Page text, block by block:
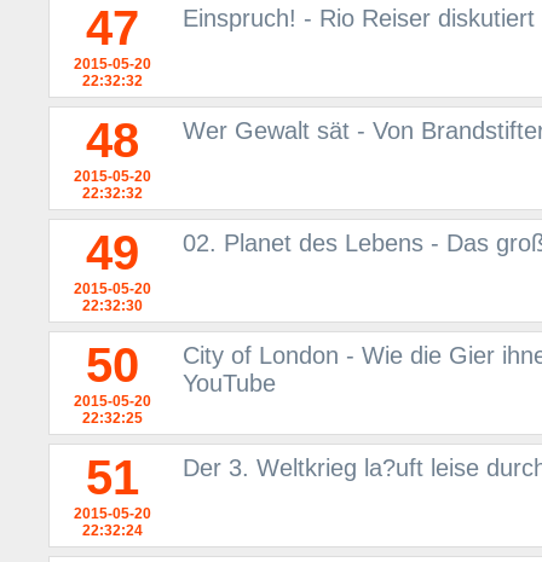
47
2015-05-20
22:32:32
Einspruch! - Rio Reiser
48
2015-05-20
22:32:32
Wer Gewalt sät - Von
49
2015-05-20
22:32:30
02. Planet des Lebens - Das
50
2015-05-20
22:32:25
City of London - Wie die Gier
YouTube
51
2015-05-20
22:32:24
Der 3. Weltkrieg la?uft leise